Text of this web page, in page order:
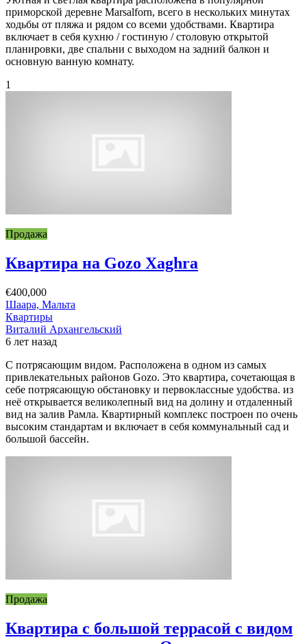
приморской деревне Marsalforn, всего в нескольких минутах
ходьбы от пляжа и рядом со всеми удобствами. Квартира
включает в себя кухню / гостиную / столовую открытой
планировки, две спальни с выходом на задний балкон и
основную ванную комнату.
1
Продажа
Квартира на Gozo Xaghra
€400,000
Шаара, Мальта
Квартиры
Виталий Архангельский
6 лет назад
С потрясающим видом. Расположена в одном из самых
привлекательных районов Gozo. Это квартира, сочетающая в
себе потрясающую обстановку и первоклассные удобства. из
неё открывается великолепный вид на долину и отдаленный
вид на залив Рамла. Квартирный комплекс построен по очень
высоким стандартам и включает в себя коммунальный сад и
большой бассейн.
Продажа
Квартира с большой террасой с видом